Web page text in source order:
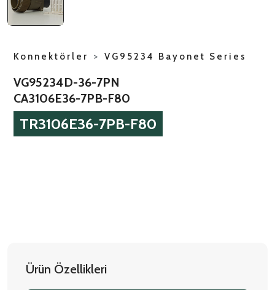
Konnektörler > VG95234 Bayonet Series
VG95234D-36-7PN
CA3106E36-7PB-F80
TR3106E36-7PB-F80
Ürün Özellikleri